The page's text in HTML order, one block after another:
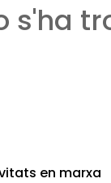
s'ha
en marxa